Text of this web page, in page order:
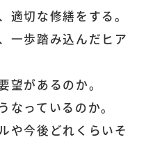
適切な修繕をする。
一歩踏み込んだヒア
望があるのか。
なっているのか。
や今後どれくらいそ